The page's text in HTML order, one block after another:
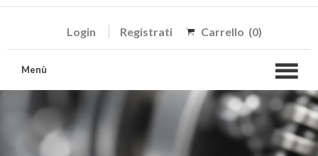
Login Registrati Carrello (0)
Menù